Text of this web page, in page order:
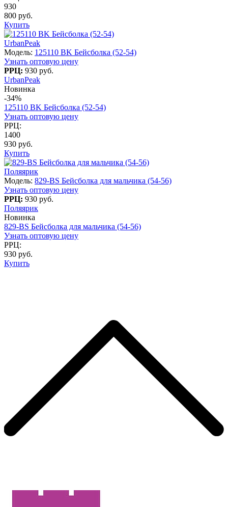
930
800 руб.
Купить
UrbanPeak
Модель: 125110 BK Бейсболка (52-54)
Узнать оптовую цену
РРЦ: 930 руб.
UrbanPeak
Новинка
-34%
125110 BK Бейсболка (52-54)
Узнать оптовую цену
РРЦ:
1400
930 руб.
Купить
Поляярик
Модель: 829-BS Бейсболка для мальчика (54-56)
Узнать оптовую цену
РРЦ: 930 руб.
Поляярик
Новинка
829-BS Бейсболка для мальчика (54-56)
Узнать оптовую цену
РРЦ:
930 руб.
Купить